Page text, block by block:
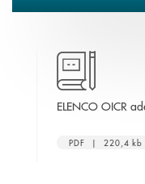
ELENCO OICR
PDF | 220,4 kb